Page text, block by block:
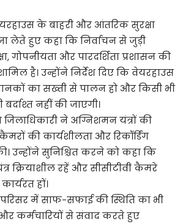
के बाहरी और आंतरिक सुरक्षा
लेते हुए कहा कि निर्वाचन से जुड़ी
गोपनीयता और पारदर्शिता प्रशासन की
है। उन्होंने निर्देश दिए कि वेयरहाउस
का सख्ती से पालन हो और किसी भी
नहीं की जाएगी।
जिलाधिकारी ने अग्निशमन यंत्रों की
की कार्यशीलता और रिकॉर्डिंग
उन्होंने सुनिश्चित करने को कहा कि
क्रियाशील रहें और सीसीटीवी कैमरे
हों।
में साफ-सफाई की स्थिति का भी
कर्मचारियों से संवाद करते हुए